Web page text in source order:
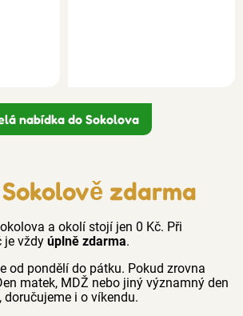
nabídka do Sokolova
zdarma
a okolí stojí jen 0 Kč. Při
je vždy úplně zdarma.
od pondělí do pátku. Pokud zrovna
matek, MDŽ nebo jiný významný den
doručujeme i o víkendu.